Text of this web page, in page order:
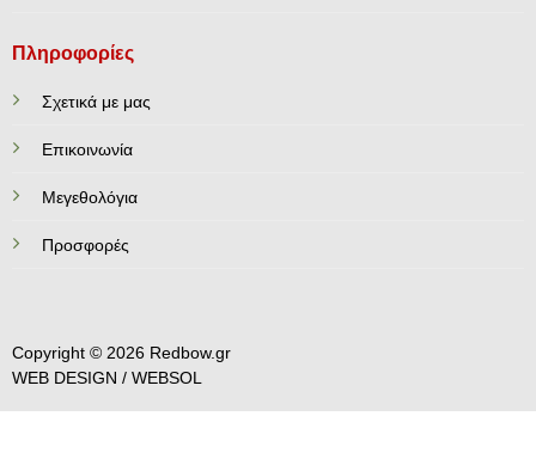
Πληροφορίες
Σχετικά με μας
Επικοινωνία
Mεγεθολόγια
Προσφορές
Copyright © 2026 Redbow.gr
WEB DESIGN / WEBSOL